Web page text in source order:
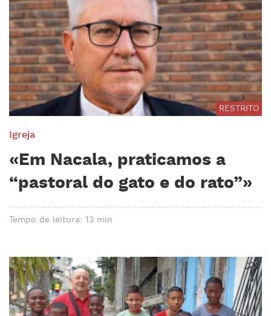
RESTRITO
Igreja
«Em Nacala, praticamos a
“pastoral do gato e do rato”»
Tempo de leitura: 13 min